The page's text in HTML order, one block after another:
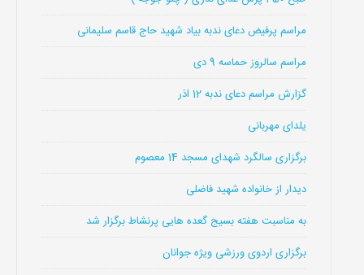
مراسم پرفیض دعای ندبه بیاد شهید حاج قاسم سلیمانی
مراسم سالروز حماسه 9 دی
گزارش مراسم دعای ندبه 12 اذر
یلدای مهربانی
برگزاری سالگرد شهدای مسجد 14 معصوم
دیدار از خانواده شهید فاضلی
به مناسبت هفته بسیج گعده هایی پرنشاط برگزار شد
برگزاری اردوی ورزشی ویژه جوانان